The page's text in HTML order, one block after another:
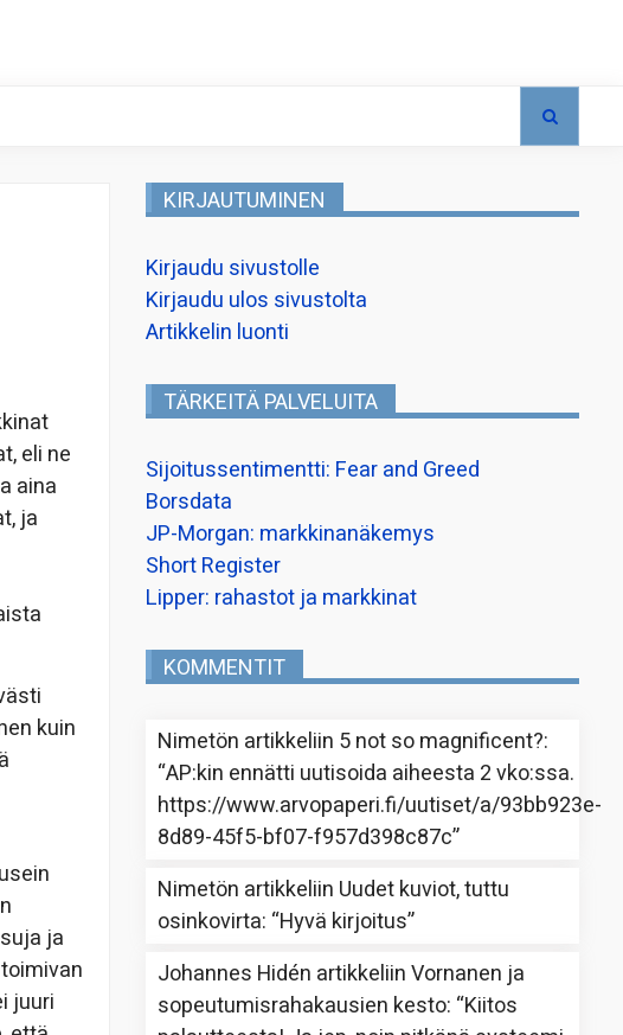
eli ne
aina
ja
kuin
ja
juuri
KIRJAUTUMINEN
Kirjaudu sivustolle
Kirjaudu ulos sivustolta
Artikkelin luonti
TÄRKEITÄ PALVELUITA
Sijoitussentimentti: Fear and Greed
Borsdata
JP-Morgan: markkinanäkemys
Short Register
Lipper: rahastot ja markkinat
KOMMENTIT
Nimetön artikkeliin 5 not so magnificent?:
“AP:kin ennätti uutisoida aiheesta 2 vko:ssa.
https://www.arvopaperi.fi/uutiset/a/93bb923e-
8d89-45f5-bf07-f957d398c87c”
Nimetön artikkeliin Uudet kuviot, tuttu
osinkovirta: “Hyvä kirjoitus”
Johannes Hidén artikkeliinVornanen ja
sopeutumisrahakausien kesto: “Kiitos